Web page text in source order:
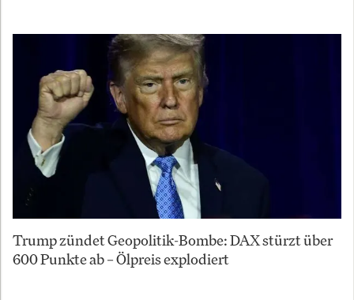
Trump zündet Geopolitik-Bombe: DAX stürzt über
600 Punkte ab – Ölpreis explodiert